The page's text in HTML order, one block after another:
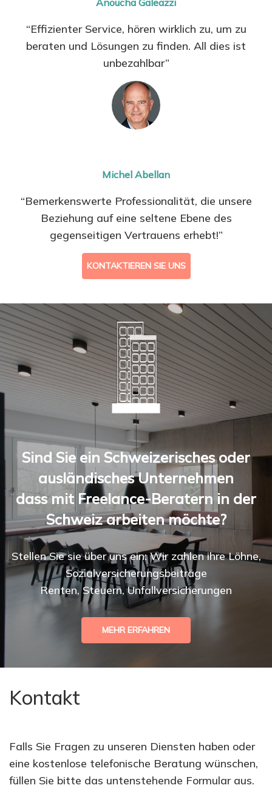
“Effizienter Service, hören wirklich zu, um zu
beraten und Lösungen zu finden. All dies ist
unbezahlbar”
Michel Abellan
“Bemerkenswerte Professionalität, die unsere
Beziehung auf eine seltene Ebene des
gegenseitigen Vertrauens erhebt!”
KONTAKTIEREN SIE UNS
Sind Sie ein Schweizerisches oder
ausländisches Unternehmen
dass mit Freelance-Beratern in der
Schweiz arbeiten möchte?
Stellen Sie sie über uns ein: Wir zahlen ihre Löhne,
Sozialversicherungsbeiträge
Renten, Steuern, Unfallversicherungen
MEHR ERFAHREN
Kontakt
Falls Sie Fragen zu unseren Diensten haben oder
eine kostenlose telefonische Beratung wünschen,
füllen Sie bitte das untenstehende Formular aus.